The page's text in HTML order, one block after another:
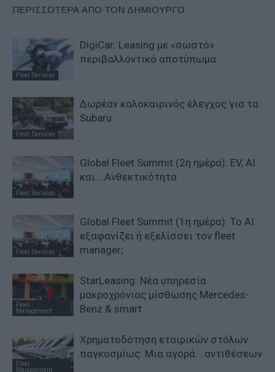
ΠΕΡΙΣΣΟΤΕΡΑ ΑΠΟ ΤΟΝ ΔΗΜΙΟΥΡΓΟ
Fleet Services
DigiCar: Leasing με «σωστό»
περιβαλλοντικό αποτύπωμα
Fleet Services
Δωρέαν καλοκαιρινός έλεγχος για τα
Subaru
Fleet Services
Global Fleet Summit (2η ημέρα): EV, AI
και… Ανθεκτικότητα
Fleet Services
Global Fleet Summit (1η ημέρα): Το ΑΙ
εξαφανίζει ή εξελίσσει τον fleet
manager;
Fleet
Management
StarLeasing: Νέα υπηρεσία
μακροχρόνιας μίσθωσης Mercedes-
Benz & smart
Fleet
Management
Χρηματοδότηση εταιρικών στόλων
παγκοσμίως: Μια αγορά… αντιθέσεων